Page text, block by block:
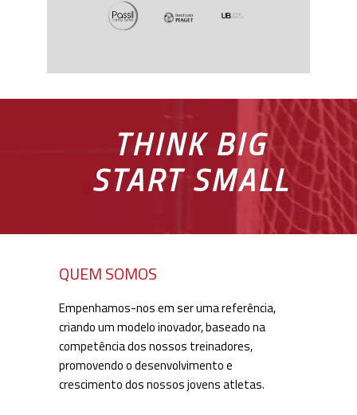
THINK BIG
START SMALL
QUEM SOMOS
Empenhamos-nos em ser uma referência,
criando um modelo inovador, baseado na
competência dos nossos treinadores,
promovendo o desenvolvimento e
crescimento dos nossos jovens atletas.